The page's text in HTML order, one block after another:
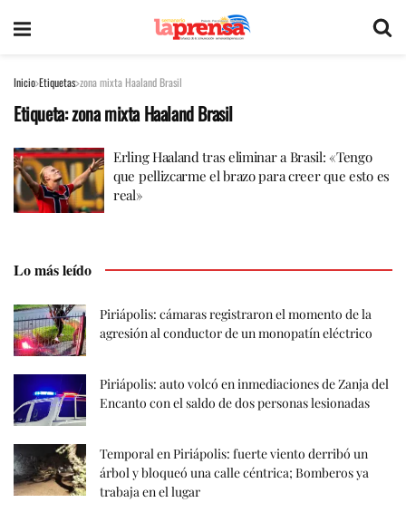
Inicio Etiquetas zona mixta Haaland Brasil
Etiqueta:zona mixta Haaland Brasil
Erling Haaland tras eliminar a Brasil: «Tengo
que pellizcarme el brazo para creer que esto es
real»
Lo más leído
Piriápolis: cámaras registraron el momento de la
agresión al conductor de un monopatín eléctrico
Piriápolis: auto volcó en inmediaciones de Zanja del
Encanto con el saldo de dos personas lesionadas
Temporal en Piriápolis: fuerte viento derribó un
árbol y bloqueó una calle céntrica; Bomberos ya
trabaja en el lugar